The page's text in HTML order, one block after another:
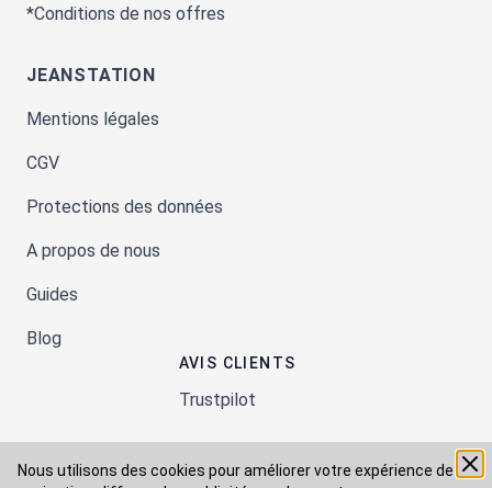
Nous utilisons des cookies pour améliorer votre expérience de
*Conditions de nos offres
JEANSTATION
Mentions légales
CGV
Protections des données
A propos de nous
Guides
Blog
AVIS CLIENTS
Trustpilot